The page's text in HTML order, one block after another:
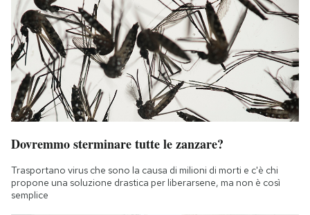
Dovremmo sterminare tutte le zanzare?
Trasportano virus che sono la causa di milioni di morti e c'è chi
propone una soluzione drastica per liberarsene, ma non è così
semplice